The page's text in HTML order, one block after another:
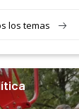
un
en genética y
los temas